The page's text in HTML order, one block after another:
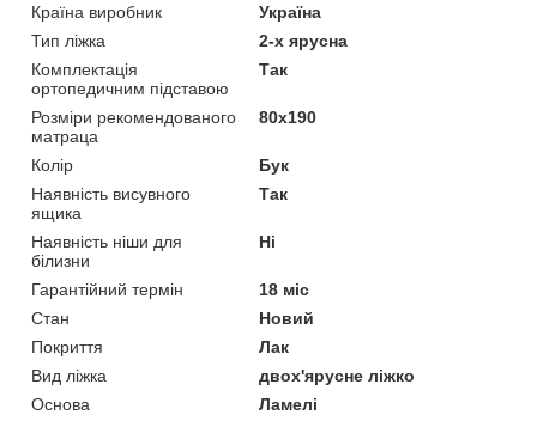
Країна виробник
Україна
Тип ліжка
2-х ярусна
Комплектація
ортопедичним підставою
Так
Розміри рекомендованого
матраца
80х190
Колір
Бук
Наявність висувного
ящика
Так
Наявність ніши для
білизни
Ні
Гарантійний термін
18 міс
Стан
Новий
Покриття
Лак
Вид ліжка
двох'ярусне ліжко
Основа
Ламелі